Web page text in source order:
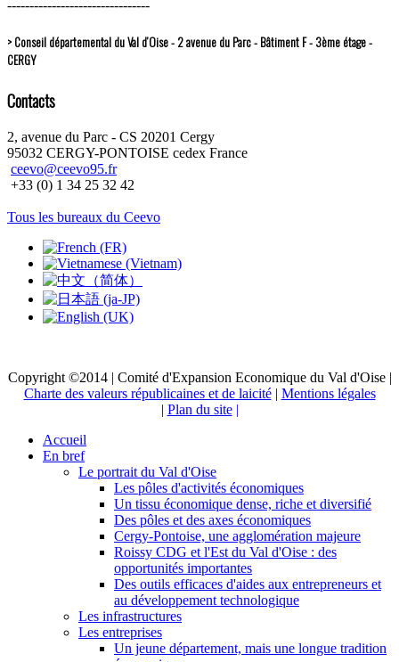
--------------------------------
> Conseil départemental du Val d’Oise - 2 avenue du Parc - Bâtiment F - 3ème étage -
CERGY
Contacts
2, avenue du Parc - CS 20201 Cergy
95032 CERGY-PONTOISE cedex France
ceevo@ceevo95.fr
+33 (0) 1 34 25 32 42
Tous les bureaux du Ceevo
Copyright ©2014 | Comité d'Expansion Economique du Val d'Oise |
Charte des valeurs républicaines et de laicité| Mentions légales
| Plan du site |
Accueil
En bref
Le portrait du Val d'Oise
Les pôles d'activités économiques
Un tissu économique dense, riche et diversifié
Des pôles et des axes économiques
Cergy-Pontoise, une agglomération majeure
Roissy CDG et l'Est du Val d'Oise : des
opportunités importantes
Des outils efficaces d'aides aux entrepreneurs et
au développement technologique
Les infrastructures
Les entreprises
Un jeune département, mais une longue tradition